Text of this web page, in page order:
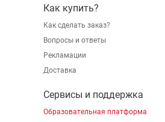
Как купить?
Как сделать заказ?
Вопросы и ответы
Рекламации
Доставка
Сервисы и поддержка
Образовательная платформа